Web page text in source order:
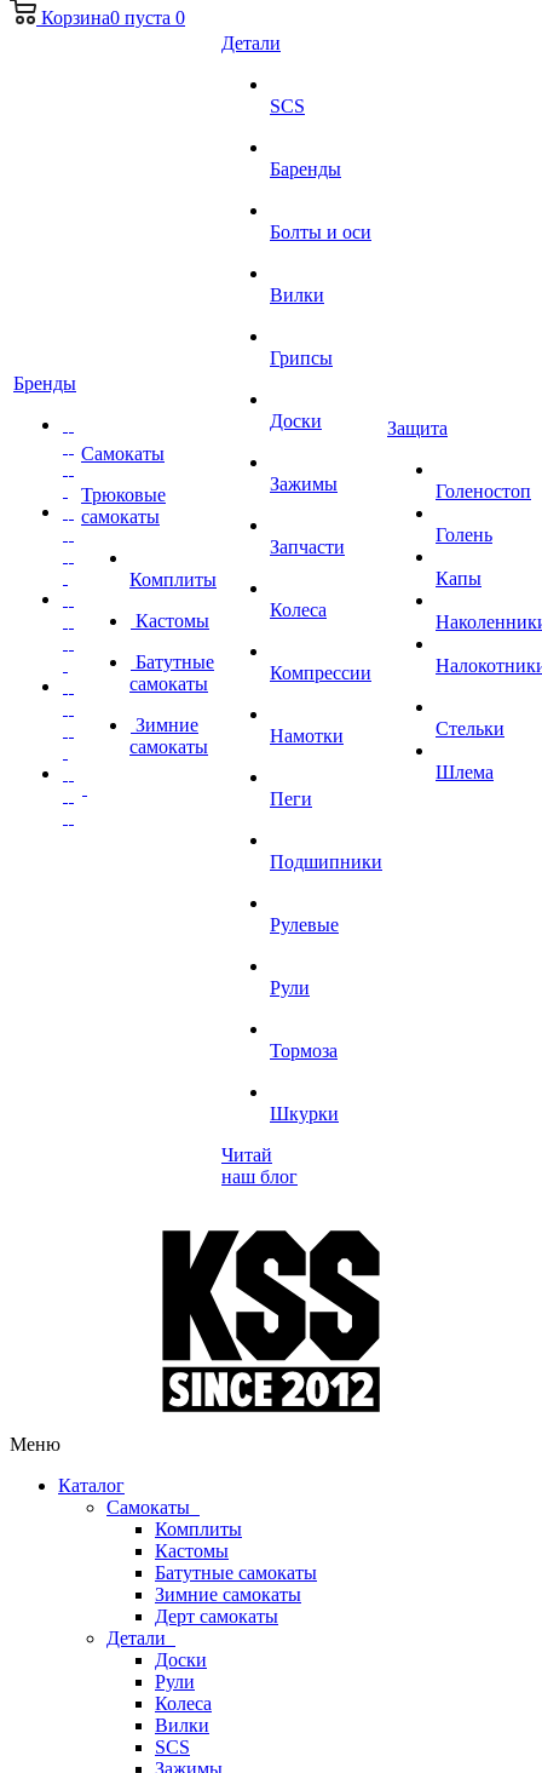
Корзина0 пуста 0
Бренды
Самокаты
Трюковые
самокаты
Комплиты
Кастомы
Батутные
самокаты
Зимние
самокаты
Детали
SCS
Баренды
Болты и оси
Вилки
Грипсы
Доски
Зажимы
Запчасти
Колеса
Компрессии
Намотки
Пеги
Подшипники
Рулевые
Рули
Тормоза
Шкурки
Читай
наш блог
Защита
Голеностоп
Голень
Капы
Стельки
Шлема
Меню
Каталог
Самокаты
Комплиты
Кастомы
Батутные самокаты
Зимние самокаты
Дерт самокаты
Детали
Доски
Рули
Колеса
Вилки
SCS